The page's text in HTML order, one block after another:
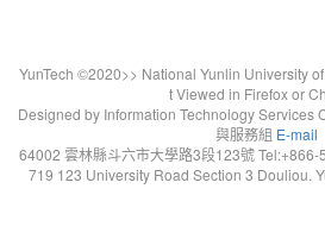
YunTech ©2020>> National Yunlin University
t Viewed in Firefox or
Designed by Information Technology Services
與服務組 E-mail
64002 雲林縣斗六市大學路3段123號
719 123 University Road Section 3 Douliou.